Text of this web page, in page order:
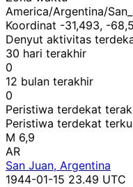
America/Argentina/
Koordinat -31,493, -
Denyut aktivitas
30 hari terakhir
0
12 bulan terakhir
0
Peristiwa terdekat
Peristiwa terdekat
M 6,9
AR
San Juan, Argentina
1944-01-15 23.49 UTC